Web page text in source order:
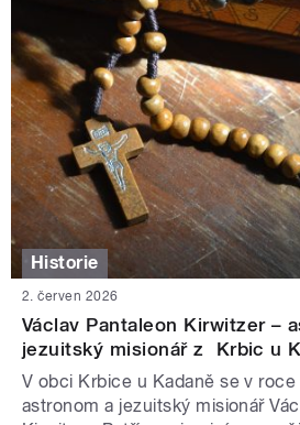
Historie
2. červen 2026
Václav Pantaleon Kirwitzer –
jezuitský misionář z Krbic u
V obci Krbice u Kadaně se v
astronom a jezuitský misionář